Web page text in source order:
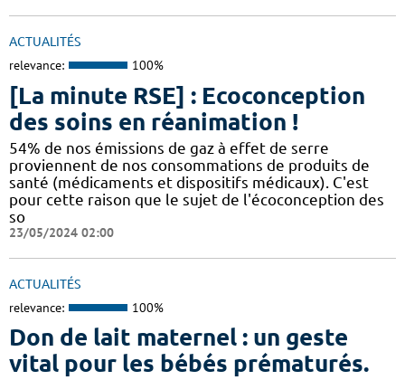
ACTUALITÉS
relevance: 100%
[La minute RSE] : Ecoconception
des soins en réanimation !
54% de nos émissions de gaz à effet de serre
proviennent de nos consommations de produits de
santé (médicaments et dispositifs médicaux). C'est
pour cette raison que le sujet de l'écoconception des
so
23/05/2024 02:00
ACTUALITÉS
relevance: 100%
Don de lait maternel : un geste
vital pour les bébés prématurés.